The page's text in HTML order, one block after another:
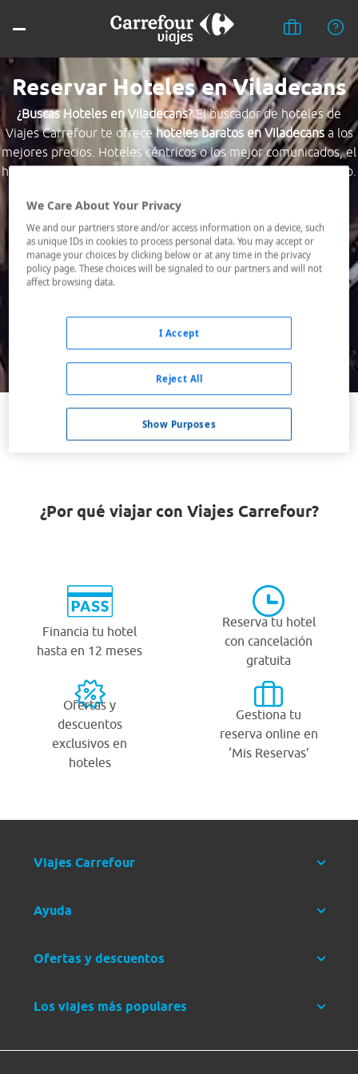
Reservar Hoteles en Viladecans
¿Buscas Hoteles en Viladecans?El buscador de hoteles de
Viajes Carrefour te ofrecehoteles baratos en Viladecansa los
mejores precios. Hoteles céntricos o los mejor comunicados, el
hotel que busques nosotros te lo encontramos al mejor precio.
Destino *
Fechas *
07/08/2026 - 08/08/2026
Buscar
VER TODOS LOS HOTELES BARATOS EN VILADECANS
¿Por qué viajar con Viajes Carrefour?
Financia tu hotel
hasta en 12 meses
Reserva tu hotel
con cancelación
gratuita
Ofertas y
descuentos
exclusivos en
hoteles
Gestiona tu
reserva online en
‘Mis Reservas’
Viajes Carrefour
Ayuda
Ofertas y descuentos
Los viajes más populares
We Care About Your Privacy
We and our partners store and/or access information on a device, such
as unique IDs in cookies to process personal data. You may accept or
manage your choices by clicking below or at any time in the privacy
policy page. These choices will be signaled to our partners and will not
affect browsing data.
Show Purposes
Reject All
I Accept